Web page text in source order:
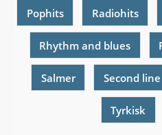
Pophits Radiohits
Rhythm and blues
Salmer Second line
Tyrkisk